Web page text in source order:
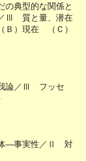
典型的な関係と
Ⅲ 質と量、潜在
）現在 （Ｃ）
／Ⅲ フッセ
―事実性／Ⅱ 対